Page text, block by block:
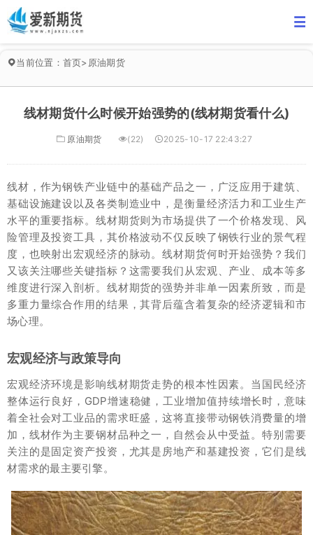
当前位置： 首页> 原油期货
线材期货什么时候开始强势的(线材期货看什么)
原油期货 (22) 2025-10-17 22:43:27
线材，作为钢铁产业链中的基础产品之一，广泛应用于建筑、
基础设施建设以及各类制造业中，是衡量经济活力和工业生产
水平的重要指标。线材期货则为市场提供了一个价格发现、风
险管理及投资工具，其价格波动不仅反映了钢铁行业的景气程
度，也映射出宏观经济的脉动。线材期货何时开始强势？我们
又该关注哪些关键指标？这需要我们从宏观、产业、成本等多
维度进行深入剖析。线材期货的强势并非单一因素所致，而是
多重力量综合作用的结果，其背后蕴含着复杂的经济逻辑和市
场心理。
宏观经济与政策导向
宏观经济环境是影响线材期货走势的根本性因素。当国民经济
整体运行良好，GDP增速稳健，工业增加值持续增长时，意味
着全社会对工业品的需求旺盛，这将直接带动钢铁消费量的增
加，线材作为主要钢材品种之一，自然会从中受益。特别需要
关注的是固定资产投资，尤其是房地产和基建投资，它们是线
材需求的最主要引擎。